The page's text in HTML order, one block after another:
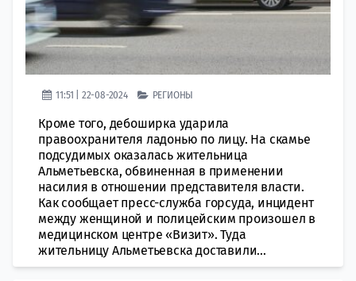
11:51 | 22-08-2024 РЕГИОНЫ
Кроме того, дебоширка ударила
правоохранителя ладонью по лицу. На скамье
подсудимых оказалась жительница
Альметьевска, обвиненная в применении
насилия в отношении представителя власти.
Как сообщает пресс-служба горсуда, инцидент
между женщиной и полицейским произошел в
медицинском центре «Визит». Туда
жительницу Альметьевска доставили...